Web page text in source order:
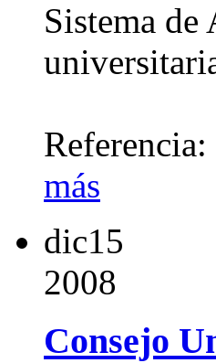
Sistema
más
dic15
2008
Consejo